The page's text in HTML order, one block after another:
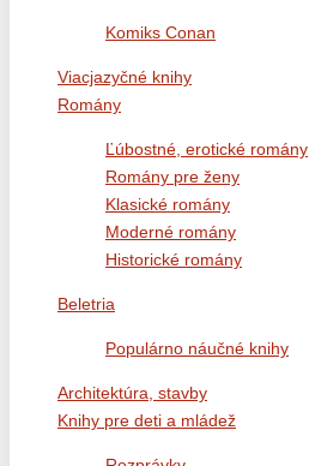
Komiks Conan
Viacjazyčné knihy
Romány
Ľúbostné, erotické romány
Romány pre ženy
Klasické romány
Moderné romány
Historické romány
Beletria
Populárno náučné knihy
Architektúra, stavby
Knihy pre deti a mládež